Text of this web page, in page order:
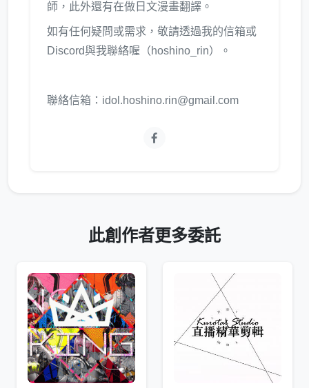
師，此外還有在做日文漫畫翻譯。
如有任何疑問或需求，敬請透過我的信箱或
Discord與我聯絡喔（hoshino_rin）。
聯絡信箱：idol.hoshino.rin@gmail.com
此創作者更多委託